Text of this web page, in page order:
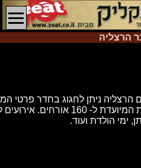
הרצליה
הרצליה ניתן לחגוג בחדר פרטי
לאירוח 80 מוזמנים או במרפסת המיועדת ל-
ימי הולדת ועוד.